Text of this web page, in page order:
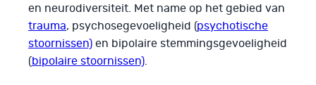
en neurodiversiteit. Met name op het gebied van
trauma, psychosegevoeligheid (psychotische
stoornissen) en bipolaire stemmingsgevoeligheid
(bipolaire stoornissen)